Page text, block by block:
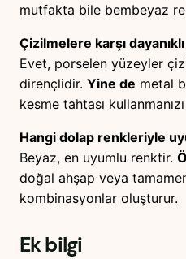
mutfakta bile bembeyaz
Çizilmelere karşı dayanıklı
Evet, porselen yüzeyler
dirençlidir. Yine de metal
kesme tahtası
Hangi dolap renkleriyle
Beyaz, en uyumlu renktir.
doğal ahşap veya
kombinasyonlar oluşturur.
Ek bilgi